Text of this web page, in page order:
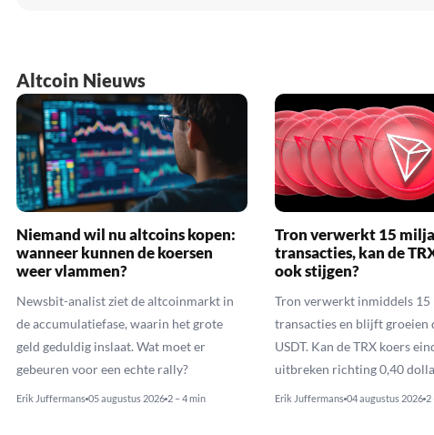
Altcoin Nieuws
Niemand wil nu altcoins kopen:
wanneer kunnen de koersen
weer vlammen?
Newsbit-analist ziet de altcoinmarkt in
de accumulatiefase, waarin het grote
geld geduldig inslaat. Wat moet er
gebeuren voor een echte rally?
Erik Juffermans 05 augustus 2026 2 – 4 min
Tron verwerkt 15
transacties, kan de
ook stijgen?
Tron verwerkt inmiddels
transacties en blijft groeien
USDT. Kan de TRX koers
uitbreken richting 0,40
Erik Juffermans 04 augustus 2026 2